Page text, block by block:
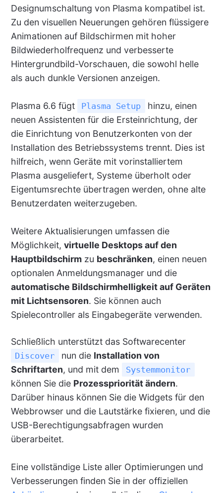
Designumschaltung von Plasma kompatibel ist.
Zu den visuellen Neuerungen gehören flüssigere
Animationen auf Bildschirmen mit hoher
Bildwiederholfrequenz und verbesserte
Hintergrundbild-Vorschauen, die sowohl helle
als auch dunkle Versionen anzeigen.
Plasma 6.6 fügt Plasma Setup
hinzu, einen
neuen Assistenten für die Ersteinrichtung, der
die Einrichtung von Benutzerkonten von der
Installation des Betriebssystems trennt. Dies ist
hilfreich, wenn Geräte mit vorinstalliertem
Plasma ausgeliefert, Systeme überholt oder
Eigentumsrechte übertragen werden, ohne alte
Benutzerdaten weiterzugeben.
Weitere Aktualisierungen umfassen die
Möglichkeit, virtuelle Desktops auf den
Hauptbildschirmzu beschränken, einen neuen
optionalen Anmeldungsmanager und die
automatische Bildschirmhelligkeit auf Geräten
mit Lichtsensoren. Sie können auch
Spielecontroller als Eingabegeräte verwenden.
Schließlich unterstützt das Softwarecenter
Discover nun die Installation von
Schriftarten, und mit dem Systemmonitor
können Sie die Prozesspriorität ändern.
Darüber hinaus können Sie die Widgets für den
Webbrowser und die Lautstärke fixieren, und die
USB-Berechtigungsabfragen wurden
überarbeitet.
Eine vollständige Liste aller Optimierungen und
Verbesserungen finden Sie in der offiziellen